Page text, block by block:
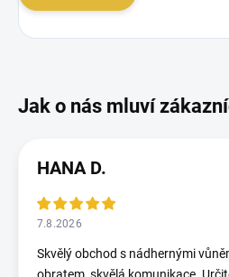
HANA D.
7.8.2026
Skvělý obchod s nádhernými